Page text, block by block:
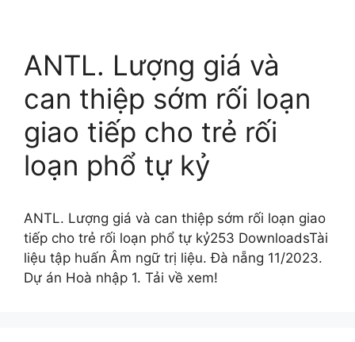
ANTL. Lượng giá và
can thiệp sớm rối loạn
giao tiếp cho trẻ rối
loạn phổ tự kỷ
ANTL. Lượng giá và can thiệp sớm rối loạn giao
tiếp cho trẻ rối loạn phổ tự kỷ253 DownloadsTài
liệu tập huấn Âm ngữ trị liệu. Đà nẵng 11/2023.
Dự án Hoà nhập 1. Tải về xem!